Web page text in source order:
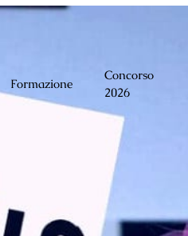
Formazione
Concorso
2026